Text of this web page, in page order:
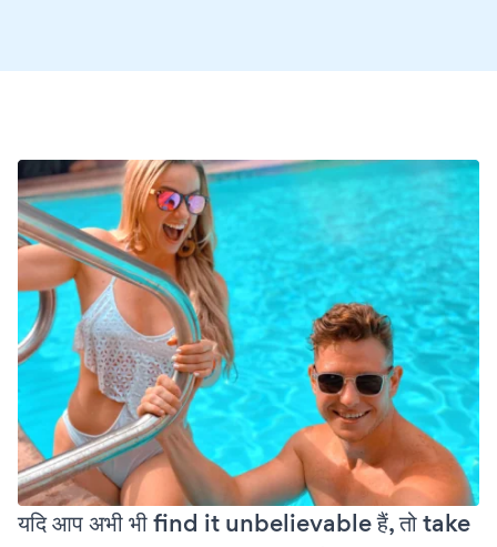
यदि आप अभी भी find it unbelievable हैं, तो take